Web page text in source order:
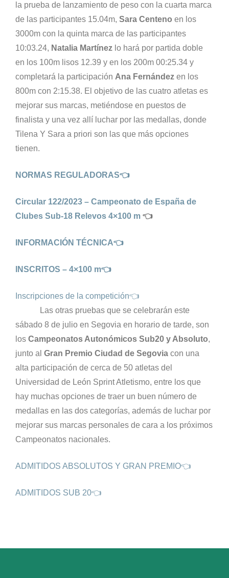
la prueba de lanzamiento de peso con la cuarta marca
de las participantes 15.04m, Sara Centeno en los
3000m con la quinta marca de las participantes
10:03.24, Natalia Martínez lo hará por partida doble
en los 100m lisos 12.39 y en los 200m 00:25.34 y
completará la participación Ana Fernández en los
800m con 2:15.38. El objetivo de las cuatro atletas es
mejorar sus marcas, metiéndose en puestos de
finalista y una vez allí luchar por las medallas, donde
Tilena Y Sara a priori son las que más opciones
tienen.
NORMAS REGULADORAS👈
Circular 122/2023 – Campeonato de España de
Clubes Sub-18 Relevos 4×100 m 👈
INFORMACIÓN TÉCNICA👈
INSCRITOS – 4×100 m👈
Inscripciones de la competición👈
Las otras pruebas que se celebrarán este
sábado 8 de julio en Segovia en horario de tarde, son
los Campeonatos Autonómicos Sub20 y Absoluto,
junto al Gran Premio Ciudad de Segovia con una
alta participación de cerca de 50 atletas del
Universidad de León Sprint Atletismo, entre los que
hay muchas opciones de traer un buen número de
medallas en las dos categorías, además de luchar por
mejorar sus marcas personales de cara a los próximos
Campeonatos nacionales.
ADMITIDOS ABSOLUTOS Y GRAN PREMIO👈
ADMITIDOS SUB 20👈